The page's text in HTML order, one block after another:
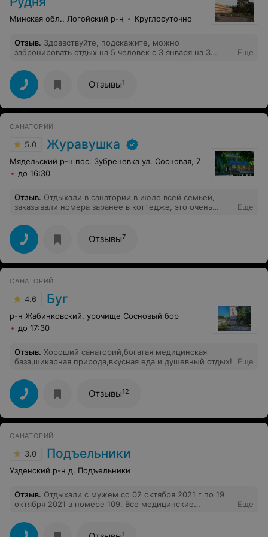
внимательное отношение к пациентам, благодарю
весь медперсонал, молодцы, добросовестно относятся
к своей работе. И, конечно, хочется поблагодарить
проводилась ежедневно и качественно.
Минская обл., Логойский р-н Круглосуточно
Отзыв. Здравствуйте, подскажите, можно
забронировать отдых на 5 человек с 3 января на 3
адресу: ju.kozlov@mail.ru
Еще
Отзывы1
САНАТОРИЙ
5.0 Журавушка
Мядельский р-н пос. Зубреневка ул. Сосновая, 7
до 16:30
Отзыв. Отдыхали в санатории в июле всей семьей,
заказывали номера заранее в коттедже, это очень
можно что-то приготовить по своему вкусу и для себя
и для ребенка, и мангал. Это был замечательный
отдых, обязательно вернемся еще. В номерах чисто и
регулярно убирали, до Нарочи рукой подать. Комары
немного закусали, но это особенности природы. А так
Еще
Отзывы7
САНАТОРИЙ
4.6 Буг
р-н Жабинковский, урочище Сосновый бор
до 17:30
Отзыв. Хороший санаторий,богатая медицинская
база,шикарная природа,вкусная еда и душевный отдых!
Еще
Отзывы12
САНАТОРИЙ
3.0 Подъельники
Узденский р-н д. Подъельники
Отзыв. Отдыхали с мужем со 02 октября 2021 г по 19
октября 2021 в номере 109. Все медицинские
спецобработки санитайзерами поручни ни разу не
обрабатывались в будние дни.Ну а про обработки в
Еще
1